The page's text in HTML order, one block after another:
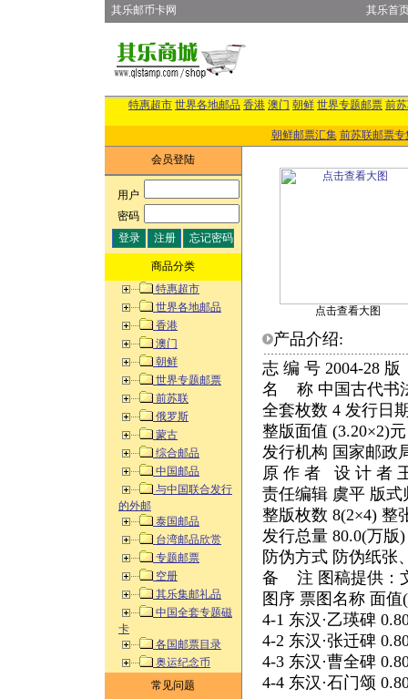
其乐邮币卡网 其乐首
特惠超市 世界各地邮品 香港 澳门 朝鲜 世界专题邮票 前
朝鲜邮票汇集 前苏联邮票专
会员登陆
用户:
密码:
商品分类
特惠超市
世界各地邮品
香港
澳门
朝鲜
世界专题邮票
前苏联
俄罗斯
蒙古
综合邮品
中国邮品
与中国联合发行
的外邮
泰国邮品
台湾邮品欣赏
专题邮票
空册
其乐集邮礼品
中国全套专题磁
卡
各国邮票目录
奥运纪念币
常见问题
点击查看大图
产品介绍:
志 编 号 2004-28
名 称 中国古代书
全套枚数 4 发行日
整版面值 (3.20×2)
发行机构 国家邮政
原 作 者 设 计 者
责任编辑 虞平 版
整版枚数 8(2×4) 整
发行总量 80.0(万版
防伪方式 防伪纸张
备 注 图稿提供：
图序 票图名称 面
4-1 东汉·乙瑛碑
4-2 东汉·张迁碑
4-3 东汉·曹全碑
4-4 东汉·石门颂